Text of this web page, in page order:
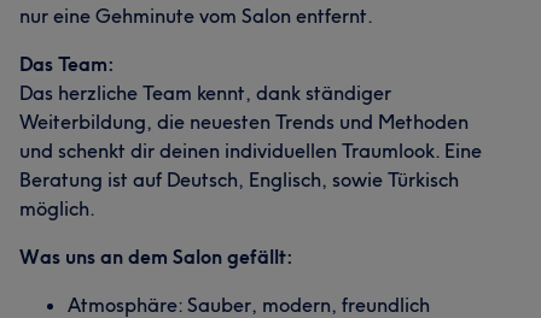
nur eine Gehminute vom Salon entfernt.
Das Team:
Das herzliche Team kennt, dank ständiger
Weiterbildung, die neuesten Trends und Methoden
und schenkt dir deinen individuellen Traumlook. Eine
Beratung ist auf Deutsch, Englisch, sowie Türkisch
möglich.
Was uns an dem Salon gefällt:
Atmosphäre: Sauber, modern, freundlich